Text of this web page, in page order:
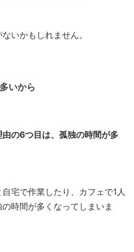
いかもしれません。
いから
の6つ目は、孤独の時間が多
宅で作業したり、カフェで1人
時間が多くなってしまいま